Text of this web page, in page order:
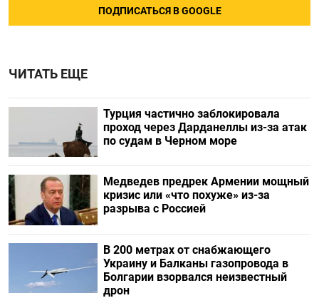
ПОДПИСАТЬСЯ В GOOGLE
ЧИТАТЬ ЕЩЕ
Турция частично заблокировала
проход через Дарданеллы из-за атак
по судам в Черном море
Медведев предрек Армении мощный
кризис или «что похуже» из-за
разрыва с Россией
В 200 метрах от снабжающего
Украину и Балканы газопровода в
Болгарии взорвался неизвестный
дрон